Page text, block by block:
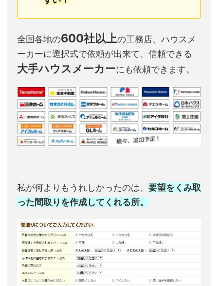
全国各地の600社以上の工務店、ハウスメ
ーカーに選択式で依頼が出来て、信頼できる
大手ハウスメーカーにも依頼できます。
私が何よりもうれしかったのは、 要望をくみ取
った間取りを作成してくれる所。